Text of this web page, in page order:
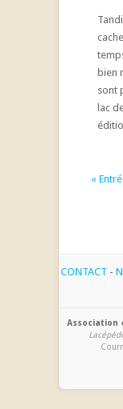
bien
sont
lac
«
CONTACT -
Association